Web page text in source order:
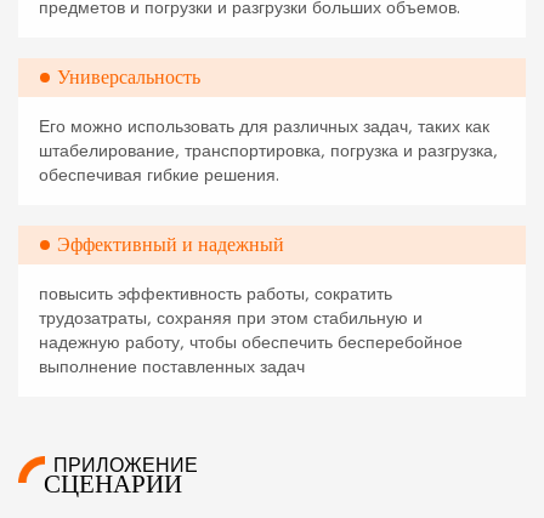
предметов и погрузки и разгрузки больших объемов.
Универсальность
Его можно использовать для различных задач, таких как
штабелирование, транспортировка, погрузка и разгрузка,
обеспечивая гибкие решения.
Эффективный и надежный
повысить эффективность работы, сократить
трудозатраты, сохраняя при этом стабильную и
надежную работу, чтобы обеспечить бесперебойное
выполнение поставленных задач
ПРИЛОЖЕНИЕ
СЦЕНАРИИ